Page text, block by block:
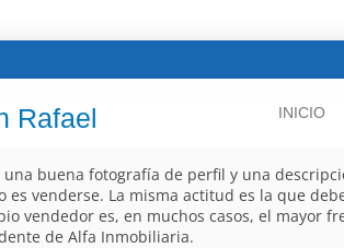
Rafael INICIO
buena fotografía de perfil y una
es venderse. La misma actitud es la que
vendedor es, en muchos casos, el mayor
de Alfa Inmobiliaria.